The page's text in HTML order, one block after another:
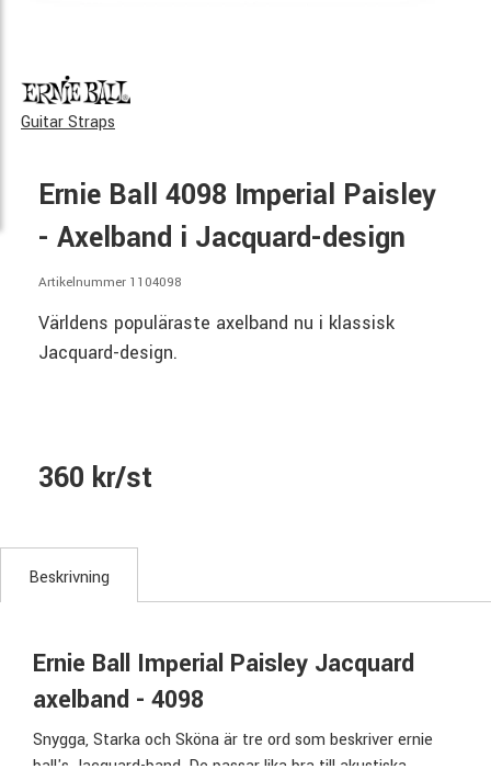
Guitar Straps
Ernie Ball 4098 Imperial Paisley
- Axelband i Jacquard-design
Artikelnummer 1104098
Världens populäraste axelband nu i klassisk
Jacquard-design.
360 kr/st
Beskrivning
Ernie Ball Imperial Paisley Jacquard
axelband - 4098
Snygga, Starka och Sköna är tre ord som beskriver ernie